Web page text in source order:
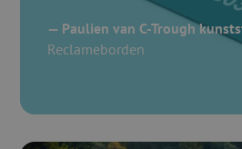
— Paulien van C-Trough
Reclameborden